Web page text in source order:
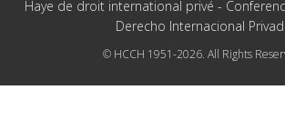
Haye de droit international privé -
Derecho Internacional
© HCCH 1951-2026. All Rights